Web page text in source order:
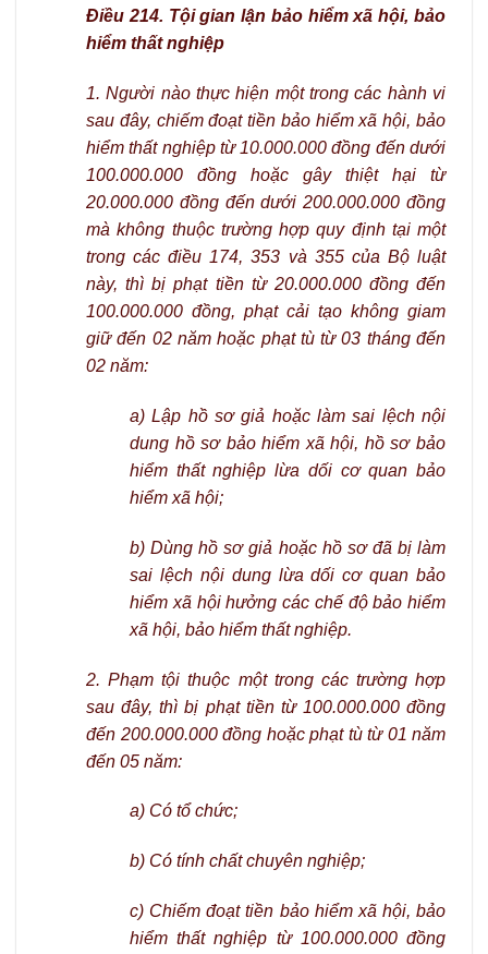
Điều 214. Tội gian lận bảo hiểm xã hội, bảo
hiểm thất nghiệp
1. Người nào thực hiện một trong các hành vi
sau đây, chiếm đoạt tiền bảo hiểm xã hội, bảo
hiểm thất nghiệp từ 10.000.000 đồng đến dưới
100.000.000 đồng hoặc gây thiệt hại từ
20.000.000 đồng đến dưới 200.000.000 đồng
mà không thuộc trường hợp quy định tại một
trong các điều 174, 353 và 355 của Bộ luật
này, thì bị phạt tiền từ 20.000.000 đồng đến
100.000.000 đồng, phạt cải tạo không giam
giữ đến 02 năm hoặc phạt tù từ 03 tháng đến
02 năm:
a) Lập hồ sơ giả hoặc làm sai lệch nội
dung hồ sơ bảo hiểm xã hội, hồ sơ bảo
hiểm thất nghiệp lừa dối cơ quan bảo
hiểm xã hội;
b) Dùng hồ sơ giả hoặc hồ sơ đã bị làm
sai lệch nội dung lừa dối cơ quan bảo
hiểm xã hội hưởng các chế độ bảo hiểm
xã hội, bảo hiểm thất nghiệp.
2. Phạm tội thuộc một trong các trường hợp
sau đây, thì bị phạt tiền từ 100.000.000 đồng
đến 200.000.000 đồng hoặc phạt tù từ 01 năm
đến 05 năm:
a) Có tổ chức;
b) Có tính chất chuyên nghiệp;
c) Chiếm đoạt tiền bảo hiểm xã hội, bảo
hiểm thất nghiệp từ 100.000.000 đồng